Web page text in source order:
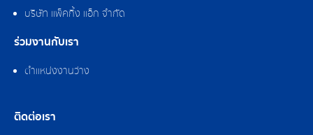
บริษัท แพ็คกิ้ง แอ็ก จำกัด
ร่วมงานกับเรา
ตำแหน่งงานว่าง
ติดต่อเรา